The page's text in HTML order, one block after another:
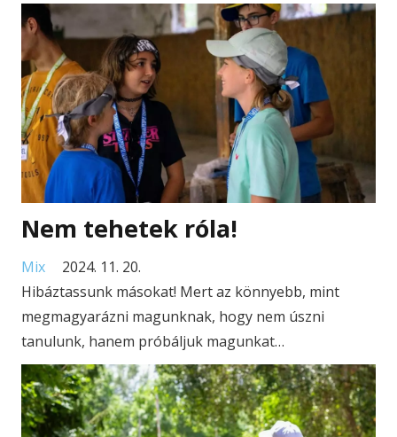
Nem tehetek róla!
Mix
2024. 11. 20.
Hibáztassunk másokat! Mert az könnyebb, mint
megmagyarázni magunknak, hogy nem úszni
tanulunk, hanem próbáljuk magunkat…